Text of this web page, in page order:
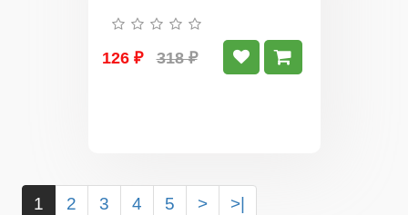
126 ₽ 318 ₽
1 2 3 4 5 > >|